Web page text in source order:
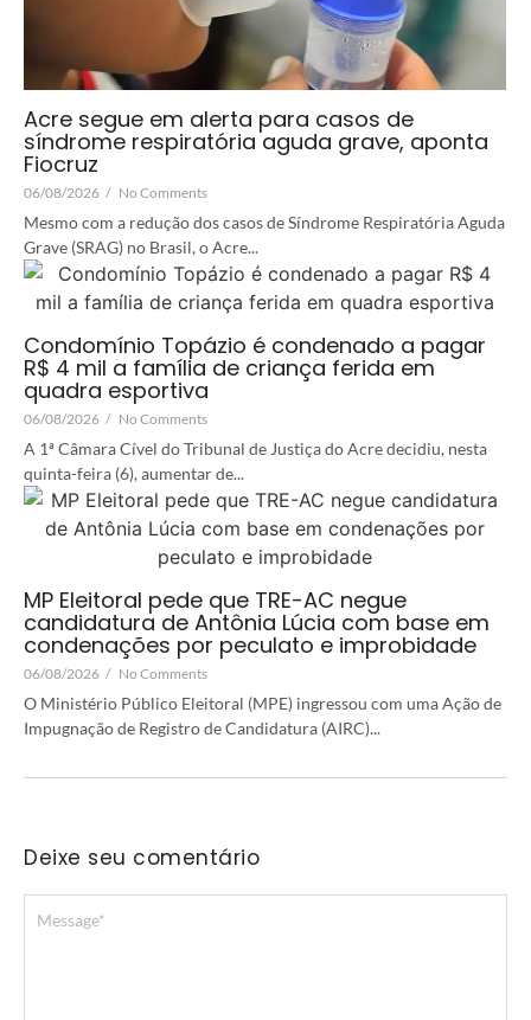
Acre segue em alerta para casos de
síndrome respiratória aguda grave, aponta
Fiocruz
06/08/2026 / No Comments
Mesmo com a redução dos casos de Síndrome Respiratória Aguda
Grave (SRAG) no Brasil, o Acre...
Condomínio Topázio é condenado a pagar
R$ 4 mil a família de criança ferida em
quadra esportiva
06/08/2026 / No Comments
A 1ª Câmara Cível do Tribunal de Justiça do Acre decidiu, nesta
quinta-feira (6), aumentar de...
MP Eleitoral pede que TRE-AC negue
candidatura de Antônia Lúcia com base em
condenações por peculato e improbidade
06/08/2026 / No Comments
O Ministério Público Eleitoral (MPE) ingressou com uma Ação de
Impugnação de Registro de Candidatura (AIRC)...
Deixe seu comentário